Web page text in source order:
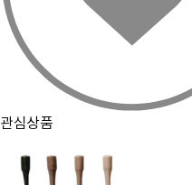
관심상품